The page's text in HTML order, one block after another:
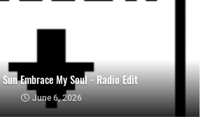
Embrace My Soul - Radio Edit
June 6, 2026